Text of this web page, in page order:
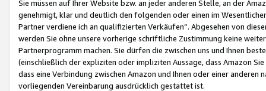
Sie müssen auf Ihrer Website bzw. an jeder anderen Stelle, an der
genehmigt, klar und deutlich den folgenden oder einen im
Partner verdiene ich an qualifizierten Verkäufen“. Abgesehen von
werden Sie ohne unsere vorherige schriftliche Zustimmung keine
Partnerprogramm machen. Sie dürfen die zwischen uns und Ihnen
(einschließlich der expliziten oder impliziten Aussage, dass Amazon
dass eine Verbindung zwischen Amazon und Ihnen oder einer
vorliegenden Vereinbarung ausdrücklich gestattet ist.